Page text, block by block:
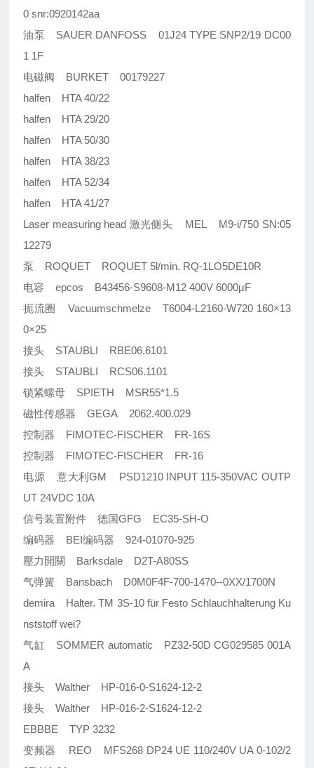
0 snr:0920142aa
油泵 SAUER DANFOSS 01J24 TYPE SNP2/19 DC00
1 1F
电磁阀 BURKET 00179227
halfen HTA 40/22
halfen HTA 29/20
halfen HTA 50/30
halfen HTA 38/23
halfen HTA 52/34
halfen HTA 41/27
Laser measuring head 激光侧头 MEL M9-i/750 SN:05
12279
泵 ROQUET ROQUET 5l/min. RQ-1LO5DE10R
电容 epcos B43456-S9608-M12 400V 6000μF
扼流圈 Vacuumschmelze T6004-L2160-W720 160×13
0×25
接头 STAUBLI RBE06.6101
接头 STAUBLI RCS06.1101
锁紧螺母 SPIETH MSR55*1.5
磁性传感器 GEGA 2062.400.029
控制器 FIMOTEC-FISCHER FR-16S
控制器 FIMOTEC-FISCHER FR-16
电源 意大利GM PSD1210 INPUT 115-350VAC OUTP
UT 24VDC 10A
信号装置附件 德国GFG EC35-SH-O
编码器 BEI编码器 924-01070-925
壓力開關 Barksdale D2T-A80SS
气弹簧 Bansbach D0M0F4F-700-1470--0XX/1700N
demira Halter. TM 3S-10 für Festo Schlauchhalterung Ku
nststoff wei?
气缸 SOMMER automatic PZ32-50D CG029585 001A
A
接头 Walther HP-016-0-S1624-12-2
接头 Walther HP-016-2-S1624-12-2
EBBBE TYP 3232
变频器 REO MFS268 DP24 UE 110/240V UA 0-102/2